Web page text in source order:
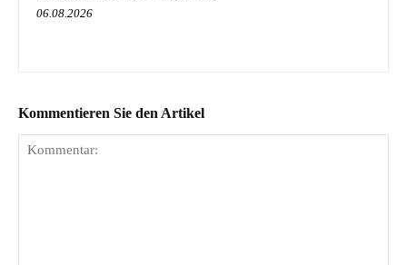
06.08.2026
Kommentieren Sie den Artikel